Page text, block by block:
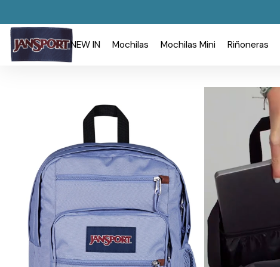
NEW IN Mochilas Mochilas Mini Riñoneras